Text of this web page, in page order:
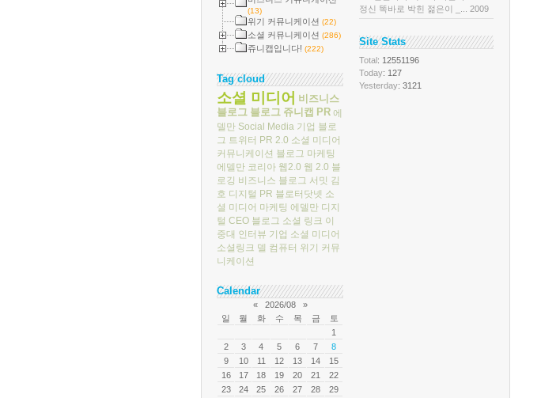
(13)
위기 커뮤니케이션 (22)
소셜 커뮤니케이션 (286)
쥬니캡입니다! (222)
Tag cloud
소셜 미디어 비즈니스
블로그 블로그 쥬니캡 PR 에
델만 Social Media 기업 블로
그 트위터 PR 2.0 소셜 미디어
커뮤니케이션 블로그 마케팅
에델만 코리아 웹2.0 웹 2.0 블
로깅 비즈니스 블로그 서밋 김
호 디지털 PR 블로터닷넷 소
셜 미디어 마케팅 에델만 디지
털 CEO 블로그 소셜 링크 이
중대 인터뷰 기업 소셜 미디어
소셜링크 델 컴퓨터 위기 커뮤
니케이션
Calendar
« 2026/08
»
일
월 화 수 목 금
토
1
2
3 4 5 6 7
8
9
10 11 12 13 14
15
16
17 18 19 20 21
22
23
24 25 26 27 28 29
정신 똑바로 박힌 젊은이 _... 2009
Site Stats
Total: 12551196
Today: 127
Yesterday: 3121